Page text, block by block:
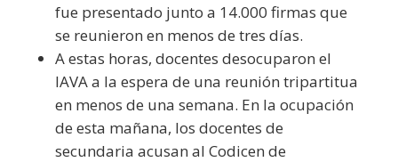
fue presentado junto a 14.000 firmas que
se reunieron en menos de tres días.
A estas horas, docentes desocuparon el
IAVA a la espera de una reunión tripartitua
en menos de una semana. En la ocupación
de esta mañana, los docentes de
secundaria acusan al Codicen de